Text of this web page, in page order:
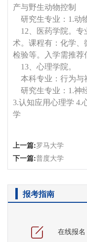
产与野生动物控制
研究生专业：1.动
12、医药学院。专
术。课程有：化学、
检验等。入学需推荐
13、心理学院。
本科专业：行为与
研究生专业：1.神
3.认知应用心理学 4.
学
上一篇:罗马大学
下一篇:普度大学
报考指南
在线报名